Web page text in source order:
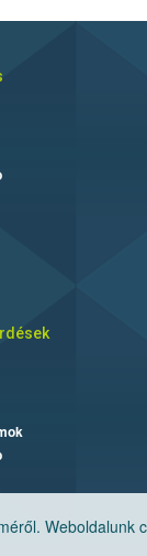
Weboldalunk